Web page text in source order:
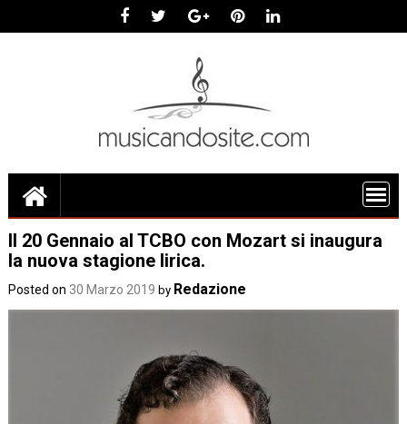
Il 20 Gennaio al TCBO con Mozart si inaugura
la nuova stagione lirica.
Posted on 30 Marzo 2019 by Redazione